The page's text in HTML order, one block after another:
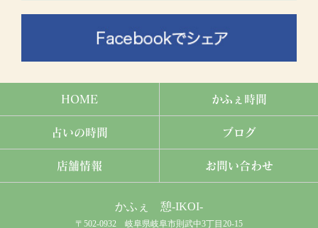
HOME かふぇ時間
占いの時間 ブログ
店舗情報 お問い合わせ
かふぇ 憩-IKOI-
〒502-0932 岐阜県岐阜市則武中3丁目20-15